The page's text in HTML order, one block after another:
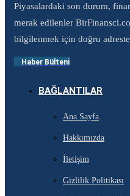
Piyasalardaki son durum,
merak edilenler
bilgilenmek için doğru
Haber Bülteni
BAĞLANTILAR
Ana Sayfa
Hakkımızda
İletişim
Gizlilik Politikası